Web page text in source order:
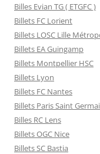
Billes Evian TG ( ETGFC )
Billets FC Lorient
Billets LOSC Lille
Billets EA Guingamp
Billets Montpellier HSC
Billets Lyon
Billets FC Nantes
Billets Paris Saint
Billes RC Lens
Billets OGC Nice
Billets SC Bastia